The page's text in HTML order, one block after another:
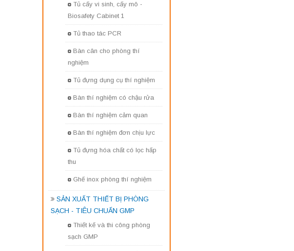
Tủ cấy vi sinh, cấy mô -
Biosafety Cabinet 1
Tủ thao tác PCR
Bàn cân cho phòng thí
nghiệm
Tủ đựng dụng cụ thí nghiệm
Bàn thí nghiệm có chậu rửa
Bàn thí nghiệm cảm quan
Bàn thí nghiệm đơn chịu lực
Tủ đựng hóa chất có lọc hấp
thu
Ghế inox phòng thí nghiệm
SẢN XUẤT THIẾT BỊ PHÒNG
SẠCH - TIÊU CHUẨN GMP
Thiết kế và thi công phòng
sạch GMP